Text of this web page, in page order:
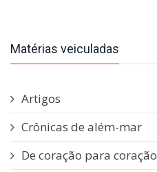
Matérias veiculadas
Artigos
Crônicas de além-mar
De coração para coração